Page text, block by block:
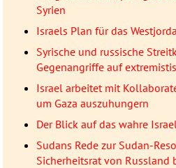
Syrien
Israels Plan für das
Syrische und russische
Gegenangriffe auf
Israel arbeitet mit
um Gaza auszuhungern
Der Blick auf das wahre Israel
Sudans Rede zur Sudan-
Sicherheitsrat von Russland